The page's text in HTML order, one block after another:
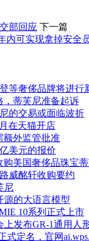
部回应 下一篇
内可实现拿掉安全
等奢侈品牌将进行
蒂芙尼准备起诉
的交易或面临波折
在天猫开店
额外监管批准
美元的报价
美国奢侈品珠宝
威酩轩收购要约
尼
源的大语言模型
10系列正式上市
发布GR-1通用人
式定名，官网